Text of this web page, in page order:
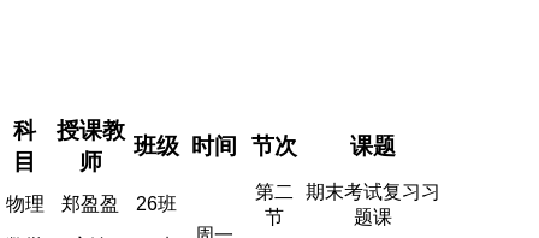
科
目
授课教
师
班级 时间 节次 课题
物理 郑盈盈
26班
第二
节
期末考试复习习
题课
 首页
 学校概况